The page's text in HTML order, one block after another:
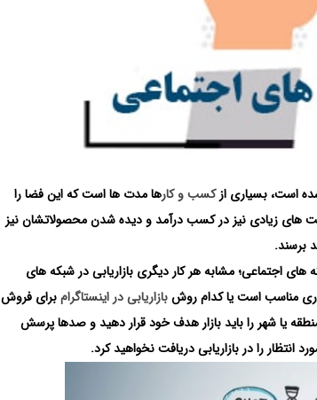
است، بسیاری ازکسب ‌و کارها مدت ‌ها است که این فضا را
های زیادی نیز در کسب درآمد و دیده شدن محصولاتشان نیز
برسند.
اجتماعی؛ مشابه هر کار دیگری بازاریابی در شبکه ‌های
مناسب است یا کدام روشبازاریابی در اینستاگرامبرای فروش
یا شهر را باید بازار هدف خود قرار دهید و صدها پرسش
را در بازاریابی دریافت نخواهید کرد.